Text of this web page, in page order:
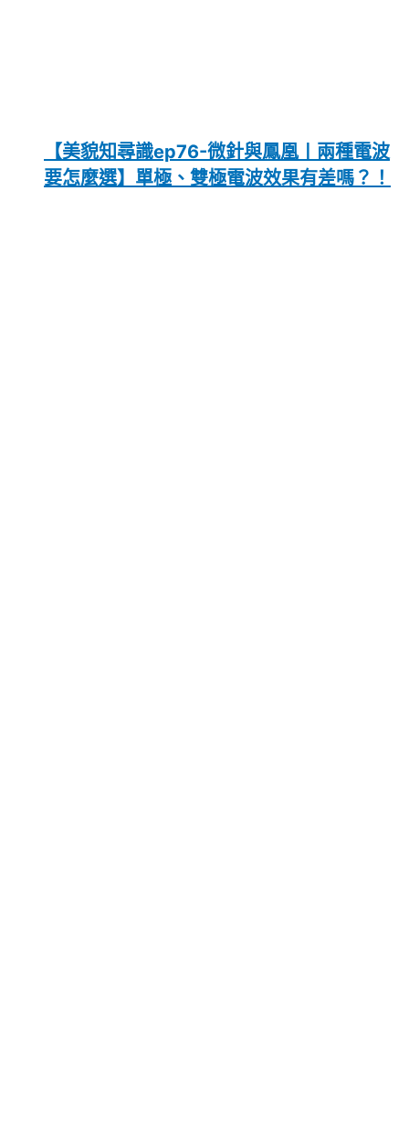
【美貌知尋識ep76-微針與鳳凰〡兩種電波
要怎麼選】單極、雙極電波效果有差嗎？！